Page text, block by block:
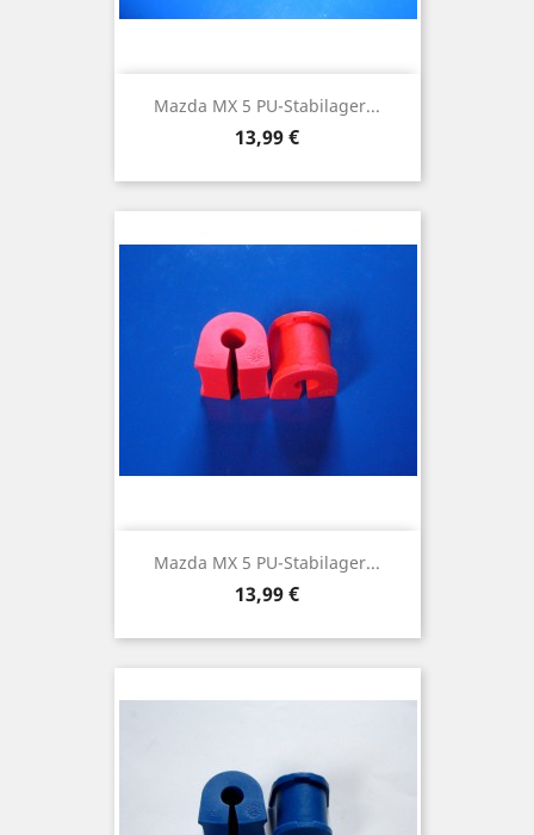
Mazda MX 5 PU-Stabilager...
Preis
13,99 €
Mazda MX 5 PU-Stabilager...
Preis
13,99 €